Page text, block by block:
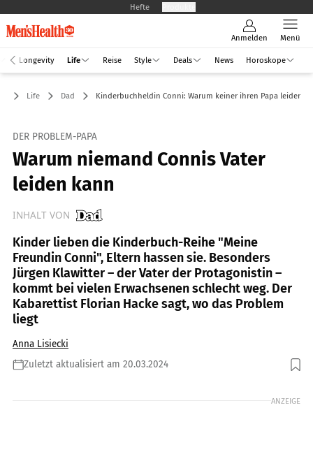
Hefte
Anmelden Menü
Longevity Life Reise Style Deals News Horoskope
Life Dad Kinderbuchheldin Conni: Warum keiner ihren Papa leiden
DER PROBLEM-PAPA
Warum niemand Connis Vater
leiden kann
INHALT VON
Kinder lieben die Kinderbuch-Reihe "Meine
Freundin Conni", Eltern hassen sie. Besonders
Jürgen Klawitter – der Vater der Protagonistin –
kommt bei vielen Erwachsenen schlecht weg. Der
Kabarettist Florian Hacke sagt, wo das Problem
liegt
Anna Lisiecki
Zuletzt aktualisiert am 20.03.2024
Foto: Shutterstock.com / Smolina Marianna
ANZEIGE